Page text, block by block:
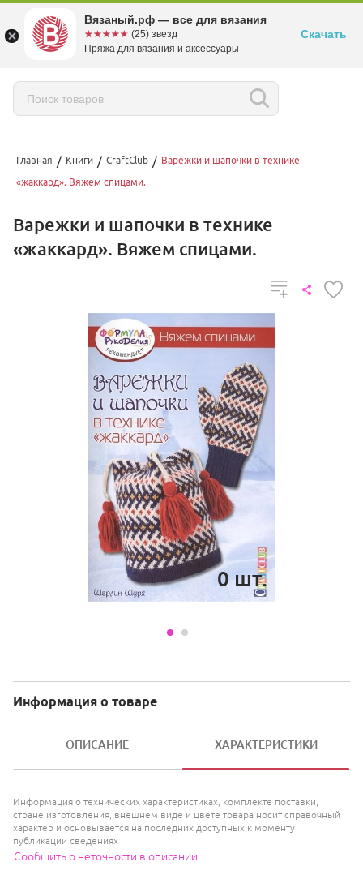
Главная / Книги / CraftClub / Варежки и шапочки в технике
«жаккард». Вяжем спицами.
Варежки и шапочки в технике
«жаккард». Вяжем спицами.
0 шт.
Информация о товаре
ОПИСАНИЕ ХАРАКТЕРИСТИКИ
Информация о технических характеристиках, комплекте поставки,
стране изготовления, внешнем виде и цвете товара носит справочный
характер и основывается на последних доступных к моменту
публикации сведениях
Сообщить о неточности в описании
Вязаный.рф — все для вязания
☆☆☆☆☆
★★★★★ (25) звезд
Пряжа для вязания и аксессуары
Скачать